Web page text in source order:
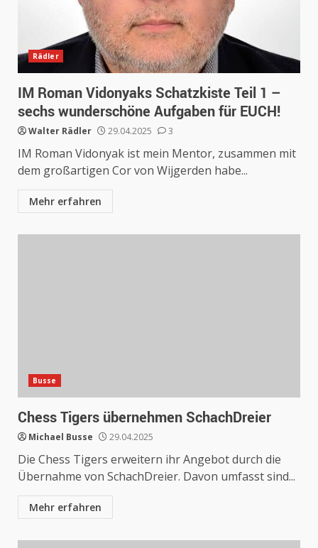
Rädler
IM Roman Vidonyaks Schatzkiste Teil 1 –
sechs wunderschöne Aufgaben für EUCH!
Walter Rädler 29.04.2025 3
IM Roman Vidonyak ist mein Mentor, zusammen mit
dem großartigen Cor von Wijgerden habe...
Mehr erfahren
Busse
Chess Tigers übernehmen SchachDreier
Michael Busse 29.04.2025
Die Chess Tigers erweitern ihr Angebot durch die
Übernahme von SchachDreier. Davon umfasst sind...
Mehr erfahren